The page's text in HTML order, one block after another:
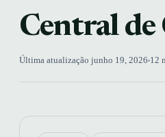
Central de
Última atualização junho 19, 2026 12